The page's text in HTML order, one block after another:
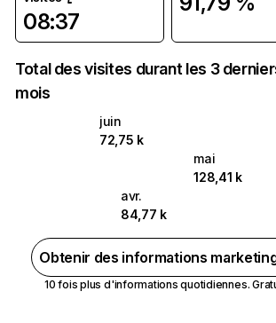
08:37
Total des visites durant les 3
mois
juin
72,75 k
mai
128,41 k
avr.
84,77 k
Obtenir des informations
10 fois plus d'informations quotidiennes.